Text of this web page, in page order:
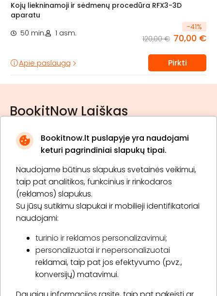
Bookitnow.lt puslapyje yra naudojami
keturi pagrindiniai slapukų tipai.
Naudojame būtinus slapukus svetainės veikimui,
taip pat analitikos, funkcinius ir rinkodaros
(reklamos) slapukus.
Su jūsų sutikimu slapukai ir mobilieji identifikatoriai
naudojami:
turinio ir reklamos personalizavimui;
personalizuotai ir nepersonalizuotai
reklamai, taip pat jos efektyvumo (pvz.,
konversijų) matavimui.
Kojų liekninamoji ir sėdmenų procedūra RFX3-3D
aparatu
50 min.
1 asm.
-41%
120,00 € 70,00 €
Apie paslaugą Pirkti
BookitNow Laiškas
* Susipažinau su privatumo politika
Prenumeruoti
Apie „BookitNow“
Informacija